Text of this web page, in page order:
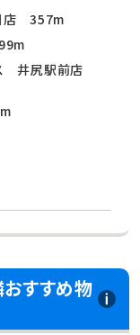
店 357m
ス 井尻駅前店
おすすめ物